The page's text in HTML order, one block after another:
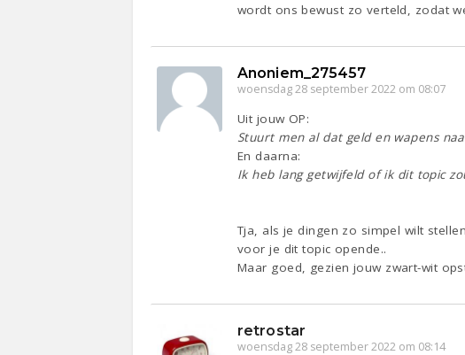
wordt ons bewust zo verteld, zodat
Anoniem_275457
woensdag 28 september 2022 om 08:07
Uit jouw OP:
Stuurt men al dat geld en wapens
En daarna:
Ik heb lang getwijfeld of ik dit topic
Tja, als je dingen zo simpel wilt
voor je dit topic opende..
Maar goed, gezien jouw zwart-wit
retrostar
woensdag 28 september 2022 om 08:14